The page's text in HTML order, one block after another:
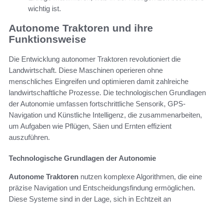
wichtig ist.
Autonome Traktoren und ihre
Funktionsweise
Die Entwicklung autonomer Traktoren revolutioniert die
Landwirtschaft. Diese Maschinen operieren ohne
menschliches Eingreifen und optimieren damit zahlreiche
landwirtschaftliche Prozesse. Die technologischen Grundlagen
der Autonomie umfassen fortschrittliche Sensorik, GPS-
Navigation und Künstliche Intelligenz, die zusammenarbeiten,
um Aufgaben wie Pflügen, Säen und Ernten effizient
auszuführen.
Technologische Grundlagen der Autonomie
Autonome Traktoren nutzen komplexe Algorithmen, die eine
präzise Navigation und Entscheidungsfindung ermöglichen.
Diese Systeme sind in der Lage, sich in Echtzeit an